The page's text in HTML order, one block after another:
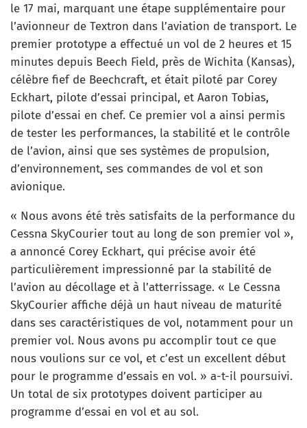
le 17 mai, marquant une étape supplémentaire pour
l’avionneur de Textron dans l’aviation de transport. Le
premier prototype a effectué un vol de 2 heures et 15
minutes depuis Beech Field, près de Wichita (Kansas),
célèbre fief de Beechcraft, et était piloté par Corey
Eckhart, pilote d’essai principal, et Aaron Tobias,
pilote d’essai en chef. Ce premier vol a ainsi permis
de tester les performances, la stabilité et le contrôle
de l’avion, ainsi que ses systèmes de propulsion,
d’environnement, ses commandes de vol et son
avionique.
« Nous avons été très satisfaits de la performance du
Cessna SkyCourier tout au long de son premier vol »,
a annoncé Corey Eckhart, qui précise avoir été
particulièrement impressionné par la stabilité de
l’avion au décollage et à l’atterrissage. « Le Cessna
SkyCourier affiche déjà un haut niveau de maturité
dans ses caractéristiques de vol, notamment pour un
premier vol. Nous avons pu accomplir tout ce que
nous voulions sur ce vol, et c’est un excellent début
pour le programme d’essais en vol. » a-t-il poursuivi.
Un total de six prototypes doivent participer au
programme d’essai en vol et au sol.